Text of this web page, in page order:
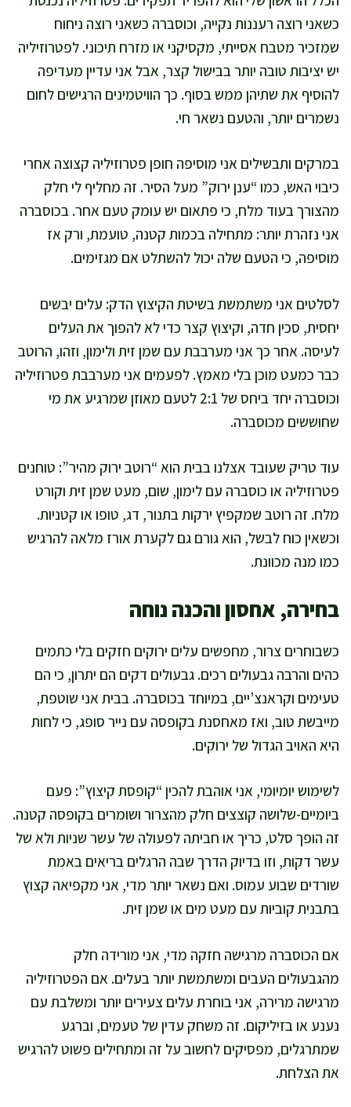
כשאני רוצה רעננות נקייה, וכוסברה כשאני רוצה ניחוח
שמזכיר מטבח אסייתי, מקסיקני או מזרח תיכוני. לפטרוזיליה
יש יציבות טובה יותר בבישול קצר, אבל אני עדיין מעדיפה
להוסיף את שתיהן ממש בסוף. כך הוויטמינים הרגישים לחום
נשמרים יותר, והטעם נשאר חי.
במרקים ותבשילים אני מוסיפה חופן פטרוזיליה קצוצה אחרי
כיבוי האש, כמו “ענן ירוק” מעל הסיר. זה מחליף לי חלק
מהצורך בעוד מלח, כי פתאום יש עומק טעם אחר. בכוסברה
אני נזהרת יותר: מתחילה בכמות קטנה, טועמת, ורק אז
מוסיפה, כי הטעם שלה יכול להשתלט אם מגזימים.
לסלטים אני משתמשת בשיטת הקיצוץ הדק: עלים יבשים
יחסית, סכין חדה, וקיצוץ קצר כדי לא להפוך את העלים
לעיסה. אחר כך אני מערבבת עם שמן זית ולימון, וזהו, הרוטב
כבר כמעט מוכן בלי מאמץ. לפעמים אני מערבבת פטרוזיליה
וכוסברה יחד ביחס של 2:1 לטעם מאוזן שמרגיע את מי
שחוששים מכוסברה.
עוד טריק שעובד אצלנו בבית הוא “רוטב ירוק מהיר”: טוחנים
פטרוזיליה או כוסברה עם לימון, שום, מעט שמן זית וקורט
מלח. זה רוטב שמקפיץ ירקות בתנור, דג, טופו או קטניות.
וכשאין כוח לבשל, הוא גורם גם לקערת אורז מלאה להרגיש
כמו מנה מכוונת.
בחירה, אחסון והכנה נוחה
כשבוחרים צרור, מחפשים עלים ירוקים חזקים בלי כתמים
כהים והרבה גבעולים רכים. גבעולים דקים הם יתרון, כי הם
טעימים וקראנצ’יים, במיוחד בכוסברה. בבית אני שוטפת,
מייבשת טוב, ואז מאחסנת בקופסה עם נייר סופג, כי לחות
היא האויב הגדול של ירוקים.
לשימוש יומיומי, אני אוהבת להכין “קופסת קיצוץ”: פעם
ביומיים-שלושה קוצצים חלק מהצרור ושומרים בקופסה קטנה.
זה הופך סלט, כריך או חביתה לפעולה של עשר שניות ולא של
עשר דקות, וזו בדיוק הדרך שבה הרגלים בריאים באמת
שורדים שבוע עמוס. ואם נשאר יותר מדי, אני מקפיאה קצוץ
בתבנית קוביות עם מעט מים או שמן זית.
אם הכוסברה מרגישה חזקה מדי, אני מורידה חלק
מהגבעולים העבים ומשתמשת יותר בעלים. אם הפטרוזיליה
מרגישה מרירה, אני בוחרת עלים צעירים יותר ומשלבת עם
נענע או בזיליקום. זה משחק עדין של טעמים, וברגע
שמתרגלים, מפסיקים לחשוב על זה ומתחילים פשוט להרגיש
את הצלחת.